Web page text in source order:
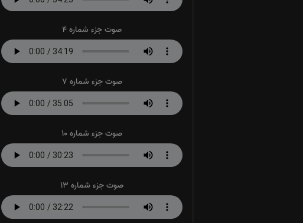
صوت جزء شماره 4
صوت جزء شماره 7
صوت جزء شماره 10
صوت جزء شماره 13